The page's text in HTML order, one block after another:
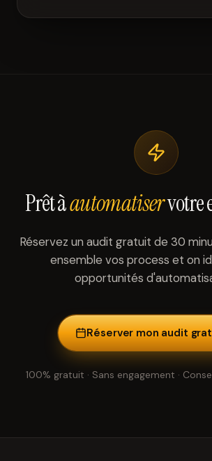
Prêt àautomatiservotre
Réservez un audit gratuit de 30
ensemble vos process et on
opportunités
Réserver mon audit
100% gratuit · Sans engagement ·